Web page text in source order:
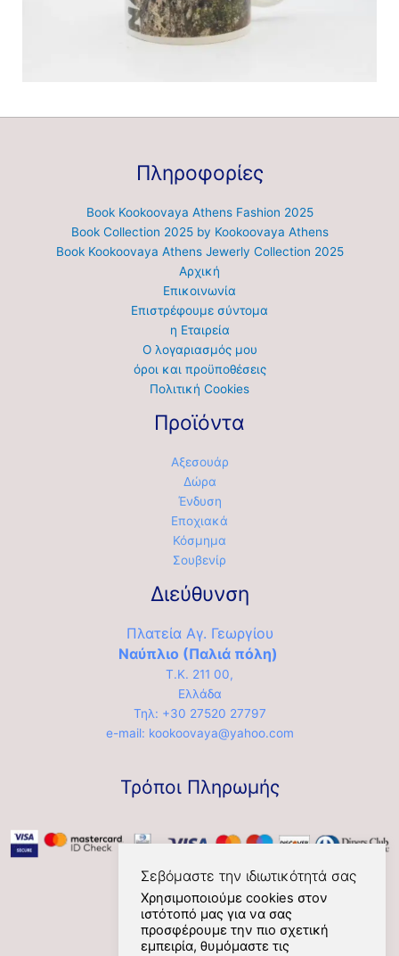
Πληροφορίες
Book Kookoovaya Athens Fashion 2025
Book Collection 2025 by Kookoovaya Athens
Book Kookoovaya Athens Jewerly Collection 2025
Αρχική
Επικοινωνία
Επιστρέφουμε σύντομα
η Εταιρεία
Ο λογαριασμός μου
όροι και προϋποθέσεις
Πολιτική Cookies
Προϊόντα
Αξεσουάρ
Δώρα
Ένδυση
Εποχιακά
Κόσμημα
Σουβενίρ
Διεύθυνση
Πλατεία Αγ. Γεωργίου
Ναύπλιο (Παλιά πόλη)
Τ.Κ. 211 00,
Ελλάδα
Τηλ: +30 27520 27797
e-mail: kookoovaya@yahoo.com
Τρόποι Πληρωμής
Social
Σεβόμαστε την ιδιωτικότητά σας
Χρησιμοποιούμε cookies στον
ιστότοπό μας για να σας
προσφέρουμε την πιο σχετική
εμπειρία, θυμόμαστε τις